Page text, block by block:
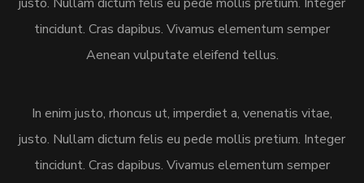
tincidunt. Cras dapibus. Vivamus elementum semper
Aenean vulputate eleifend tellus.
In enim justo, rhoncus ut, imperdiet a, venenatis vitae,
justo. Nullam dictum felis eu pede mollis pretium. Integer
tincidunt. Cras dapibus. Vivamus elementum semper